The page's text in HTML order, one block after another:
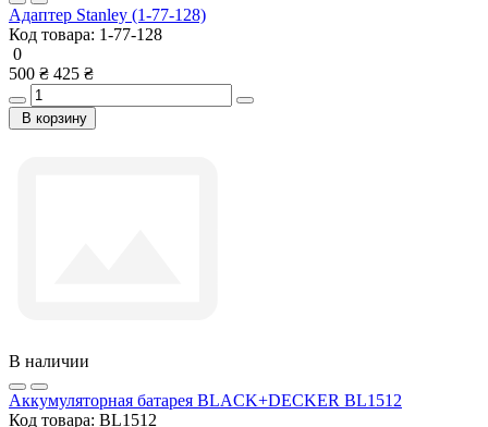
Адаптер Stanley (1-77-128)
Код товара: 1-77-128
0
500 ₴ 425 ₴
В корзину
В наличии
Аккумуляторная батарея BLACK+DECKER BL1512
Код товара: BL1512